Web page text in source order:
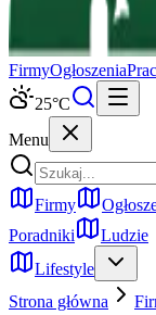
FirmyOgłoszenia
25°C
Menu
Firmy
Poradniki
Ludzie
Lifestyle
Strona główna